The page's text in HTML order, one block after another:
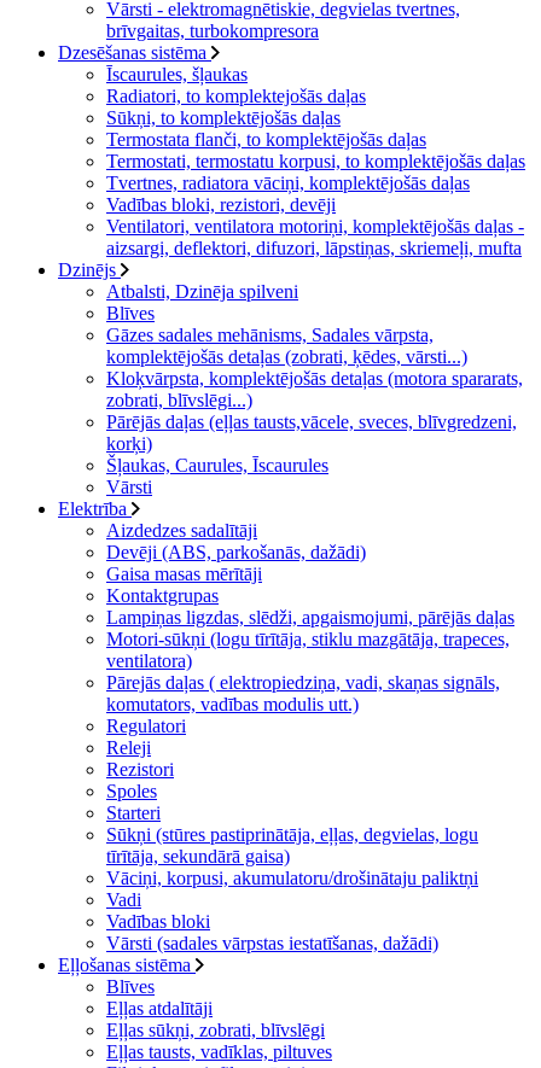
Vārsti - elektromagnētiskie, degvielas tvertnes,
brīvgaitas, turbokompresora
Dzesēšanas sistēma
Īscaurules, šļaukas
Radiatori, to komplektejošās daļas
Sūkņi, to komplektējošās daļas
Termostata flanči, to komplektējošās daļas
Termostati, termostatu korpusi, to komplektējošās daļas
Tvertnes, radiatora vāciņi, komplektējošās daļas
Vadības bloki, rezistori, devēji
Ventilatori, ventilatora motoriņi, komplektējošās daļas -
aizsargi, deflektori, difuzori, lāpstiņas, skriemeļi, mufta
Dzinējs
Atbalsti, Dzinēja spilveni
Blīves
Gāzes sadales mehānisms, Sadales vārpsta,
komplektējošās detaļas (zobrati, ķēdes, vārsti...)
Kloķvārpsta, komplektējošās detaļas (motora spararats,
zobrati, blīvslēgi...)
Pārējās daļas (eļļas tausts,vācele, sveces, blīvgredzeni,
korķi)
Šļaukas, Caurules, Īscaurules
Vārsti
Elektrība
Aizdedzes sadalītāji
Devēji (ABS, parkošanās, dažādi)
Gaisa masas mērītāji
Kontaktgrupas
Lampiņas ligzdas, slēdži, apgaismojumi, pārējās daļas
Motori-sūkņi (logu tīrītāja, stiklu mazgātāja, trapeces,
ventilatora)
Pārejās daļas ( elektropiedziņa, vadi, skaņas signāls,
komutators, vadības modulis utt.)
Regulatori
Releji
Rezistori
Spoles
Starteri
Sūkņi (stūres pastiprinātāja, eļļas, degvielas, logu
tīrītāja, sekundārā gaisa)
Vāciņi, korpusi, akumulatoru/drošinātaju paliktņi
Vadi
Vadības bloki
Vārsti (sadales vārpstas iestatīšanas, dažādi)
Eļļošanas sistēma
Blīves
Eļļas atdalītāji
Eļļas sūkņi, zobrati, blīvslēgi
Eļļas tausts, vadīklas, piltuves